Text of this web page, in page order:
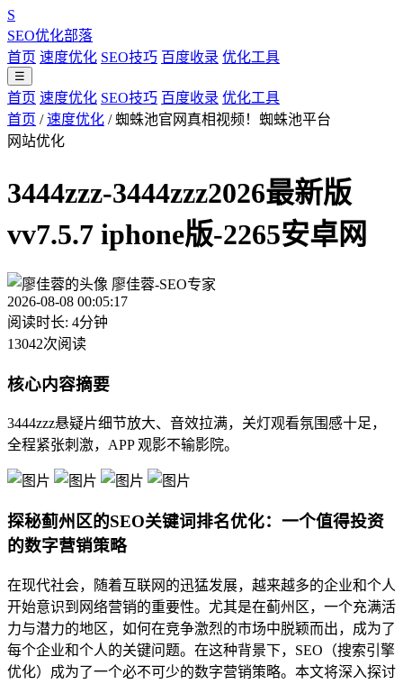
S
SEO优化部落
首页 速度优化 SEO技巧 百度收录 优化工具
☰
首页 速度优化 SEO技巧 百度收录 优化工具
首页 / 速度优化 / 蜘蛛池官网真相视频！蜘蛛池平台
网站优化
3444zzz-3444zzz2026最新版
vv7.5.7 iphone版-2265安卓网
廖佳蓉-SEO专家
2026-08-08 00:05:17
阅读时长: 4分钟
13042次阅读
核心内容摘要
3444zzz悬疑片细节放大、音效拉满，关灯观看氛围感十足，
全程紧张刺激，APP 观影不输影院。
探秘蓟州区的SEO关键词排名优化：一个值得投资
的数字营销策略
在现代社会，随着互联网的迅猛发展，越来越多的企业和个人
开始意识到网络营销的重要性。尤其是在蓟州区，一个充满活
力与潜力的地区，如何在竞争激烈的市场中脱颖而出，成为了
每个企业和个人的关键问题。在这种背景下，SEO（搜索引擎
优化）成为了一个必不可少的数字营销策略。本文将深入探讨